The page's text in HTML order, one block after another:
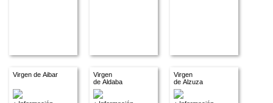
Virgen de Aibar
Virgen
de Aldaba
Virgen
de Alzuza